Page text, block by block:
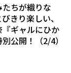
たちが織りな
きり楽しい、
ギャルにひか
公開！（2/4）